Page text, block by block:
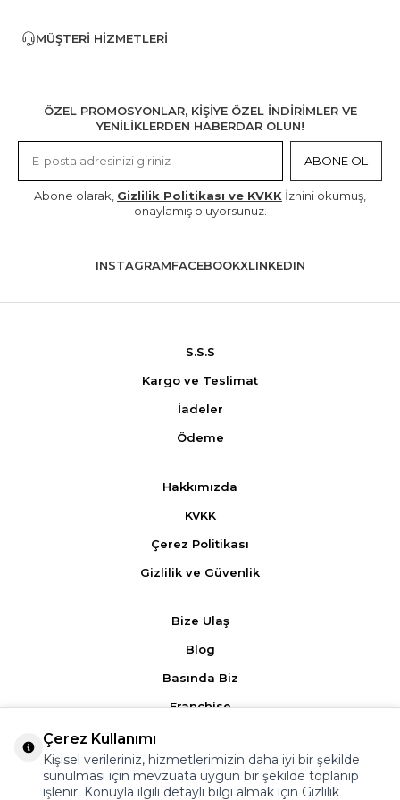
MÜŞTERI HIZMETLERI
ÖZEL PROMOSYONLAR, KİŞİYE ÖZEL İNDİRİMLER VE
YENİLİKLERDEN HABERDAR OLUN!
ABONE OL
Abone olarak, Gizlilik Politikası ve KVKK İznini okumuş,
onaylamış oluyorsunuz.
INSTAGRAMFACEBOOKXLINKEDIN
S.S.S
Kargo ve Teslimat
İadeler
Ödeme
Hakkımızda
KVKK
Çerez Politikası
Gizlilik ve Güvenlik
Bize Ulaş
Blog
Basında Biz
Franchise
Ürün Yorumları
Kampanyalar
Çerez Kullanımı
Kişisel verileriniz, hizmetlerimizin daha iyi bir şekilde
sunulması için mevzuata uygun bir şekilde toplanıp
işlenir. Konuyla ilgili detaylı bilgi almak için Gizlilik